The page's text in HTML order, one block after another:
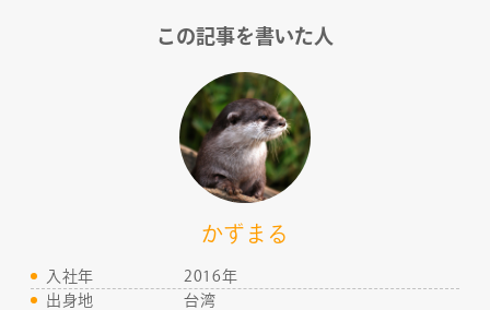
この記事を書いた人
かずまる
入社年
2016年
出身地
台湾